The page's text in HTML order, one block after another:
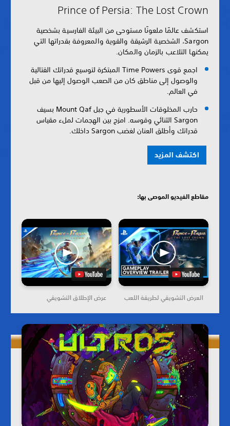
Prince of Persia: The Lost Crown
استكشف عالمًا ملعونًا مستوحى من البيئة الفارسية بشخصية
Sargon، الشخصية الرشيقة والقوية والمعروفة بقدراتها التي
يمكنها التلاعب بالزمان والمكان.
اجمع قوى Time Powers المبتكرة لتوسيع قدراتك القتالية
والوصول إلى مناطق كان من الصعب الوصول إليها من قبل
في العالم.
حارب المخلوقات الأسطورية في جبل Mount Qaf بسيف
Sargon الثنائي وقوسه. امزج بين الهجمات لملء مقياس
قدراتك وأطلق العنان لغضب Sargon داخلك.
اكتشف المزيد
مقاطع الفيديو الموصى بها:
عرض الإطلاق التشويقي العرض التشويقي لطريقة اللعب